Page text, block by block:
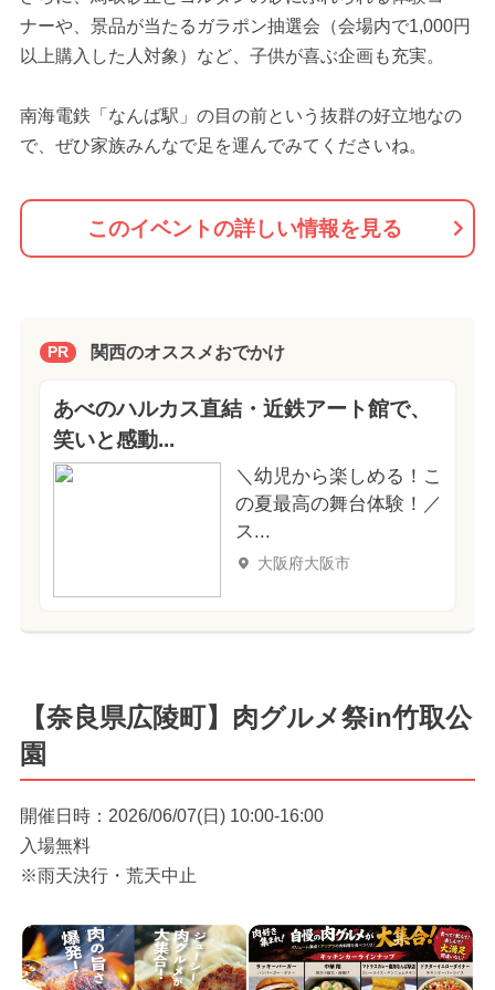
ナーや、景品が当たるガラポン抽選会（会場内で1,000円
以上購入した人対象）など、子供が喜ぶ企画も充実。
南海電鉄「なんば駅」の目の前という抜群の好立地なの
で、ぜひ家族みんなで足を運んでみてくださいね。
このイベントの詳しい情報を見る
PR 関西のオススメおでかけ
あべのハルカス直結・近鉄アート館で、
笑いと感動...
＼幼児から楽しめる！こ
の夏最高の舞台体験！／
ス...
大阪府大阪市
【奈良県広陵町】肉グルメ祭in竹取公
園
開催日時：2026/06/07(日) 10:00-16:00
入場無料
※雨天決行・荒天中止